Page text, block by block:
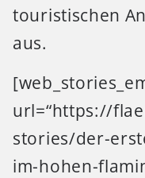
touristischen
aus.
url=“https://
stories/der-
im-hohen-